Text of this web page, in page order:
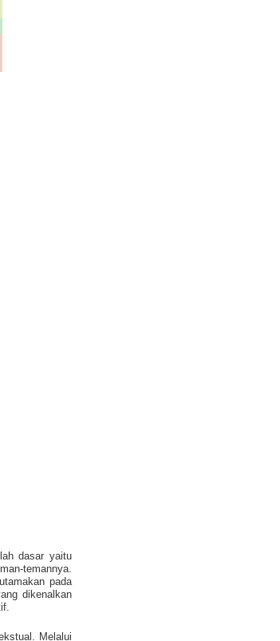
dasar yaitu
temannya.
pada
dikenalkan
Melalui